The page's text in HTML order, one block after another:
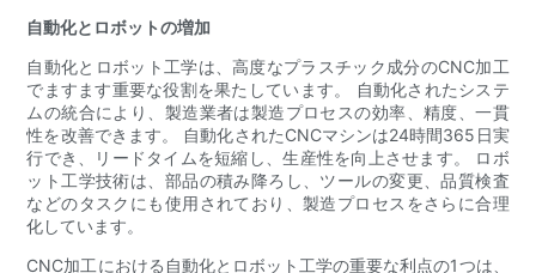
自動化とロボットの増加
自動化とロボット工学は、高度なプラスチック成分のCNC加工
でますます重要な役割を果たしています。 自動化されたシステ
ムの統合により、製造業者は製造プロセスの効率、精度、一貫
性を改善できます。 自動化されたCNCマシンは24時間365日実
行でき、リードタイムを短縮し、生産性を向上させます。 ロボ
ット工学技術は、部品の積み降ろし、ツールの変更、品質検査
などのタスクにも使用されており、製造プロセスをさらに合理
化しています。
CNC加工における自動化とロボット工学の重要な利点の1つは、